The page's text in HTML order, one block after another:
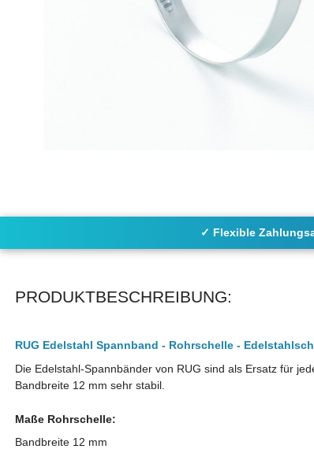
✓ Flexible
PRODUKTBESCHREIBUNG:
RUG Edelstahl Spannband - Rohrschelle -
Die Edelstahl-Spannbänder von RUG sind als Ersatz für
Bandbreite 12 mm sehr stabil.
Maße Rohrschelle:
Bandbreite 12 mm